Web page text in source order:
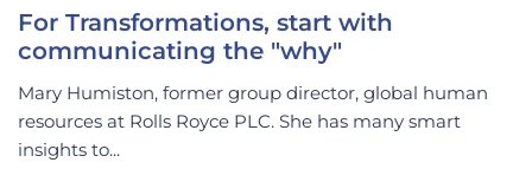
For Transformations, start with
communicating the "why"
Mary Humiston, former group director, global human
resources at Rolls Royce PLC. She has many smart
insights to...